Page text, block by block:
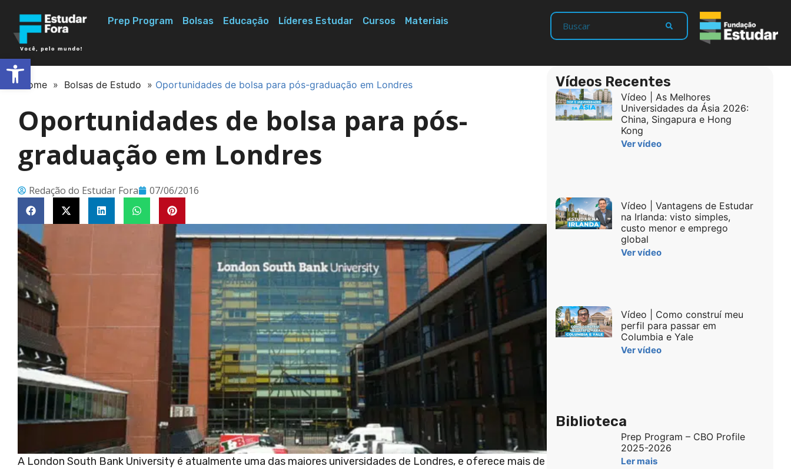
Prep Program Bolsas Educação Líderes Estudar Cursos Materiais
Home » Bolsas de Estudo » Oportunidades de bolsa para pós-graduação em Londres
Oportunidades de bolsa para pós-
graduação em Londres
Redação do Estudar Fora 07/06/2016
A London South Bank University é atualmente uma das maiores universidades de Londres, e oferece mais de
Vídeos Recentes
Vídeo | As Melhores
Universidades da Ásia 2026:
China, Singapura e Hong
Kong
Ver vídeo
Vídeo | Vantagens de Estudar
na Irlanda: visto simples,
custo menor e emprego
global
Ver vídeo
Vídeo | Como construí meu
perfil para passar em
Columbia e Yale
Ver vídeo
Biblioteca
Prep Program – CBO Profile
2025-2026
Ler mais
Abrir a barra de ferramentas